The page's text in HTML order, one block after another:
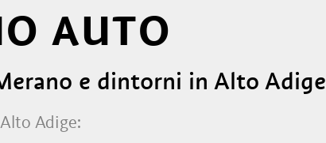
AUTO
e dintorni in Alto Adige
Adige: